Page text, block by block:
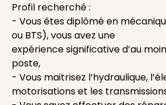
Profil recherché :
- Vous êtes diplômé en
ou BTS), vous avez une
expérience significative d’au
poste,
- Vous maitrisez l’hydraulique,
motorisations et les